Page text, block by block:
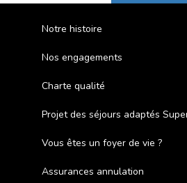
Notre histoire
Nos engagements
Charte qualité
Projet des séjours adaptés
Vous êtes un foyer de vie ?
Assurances annulation